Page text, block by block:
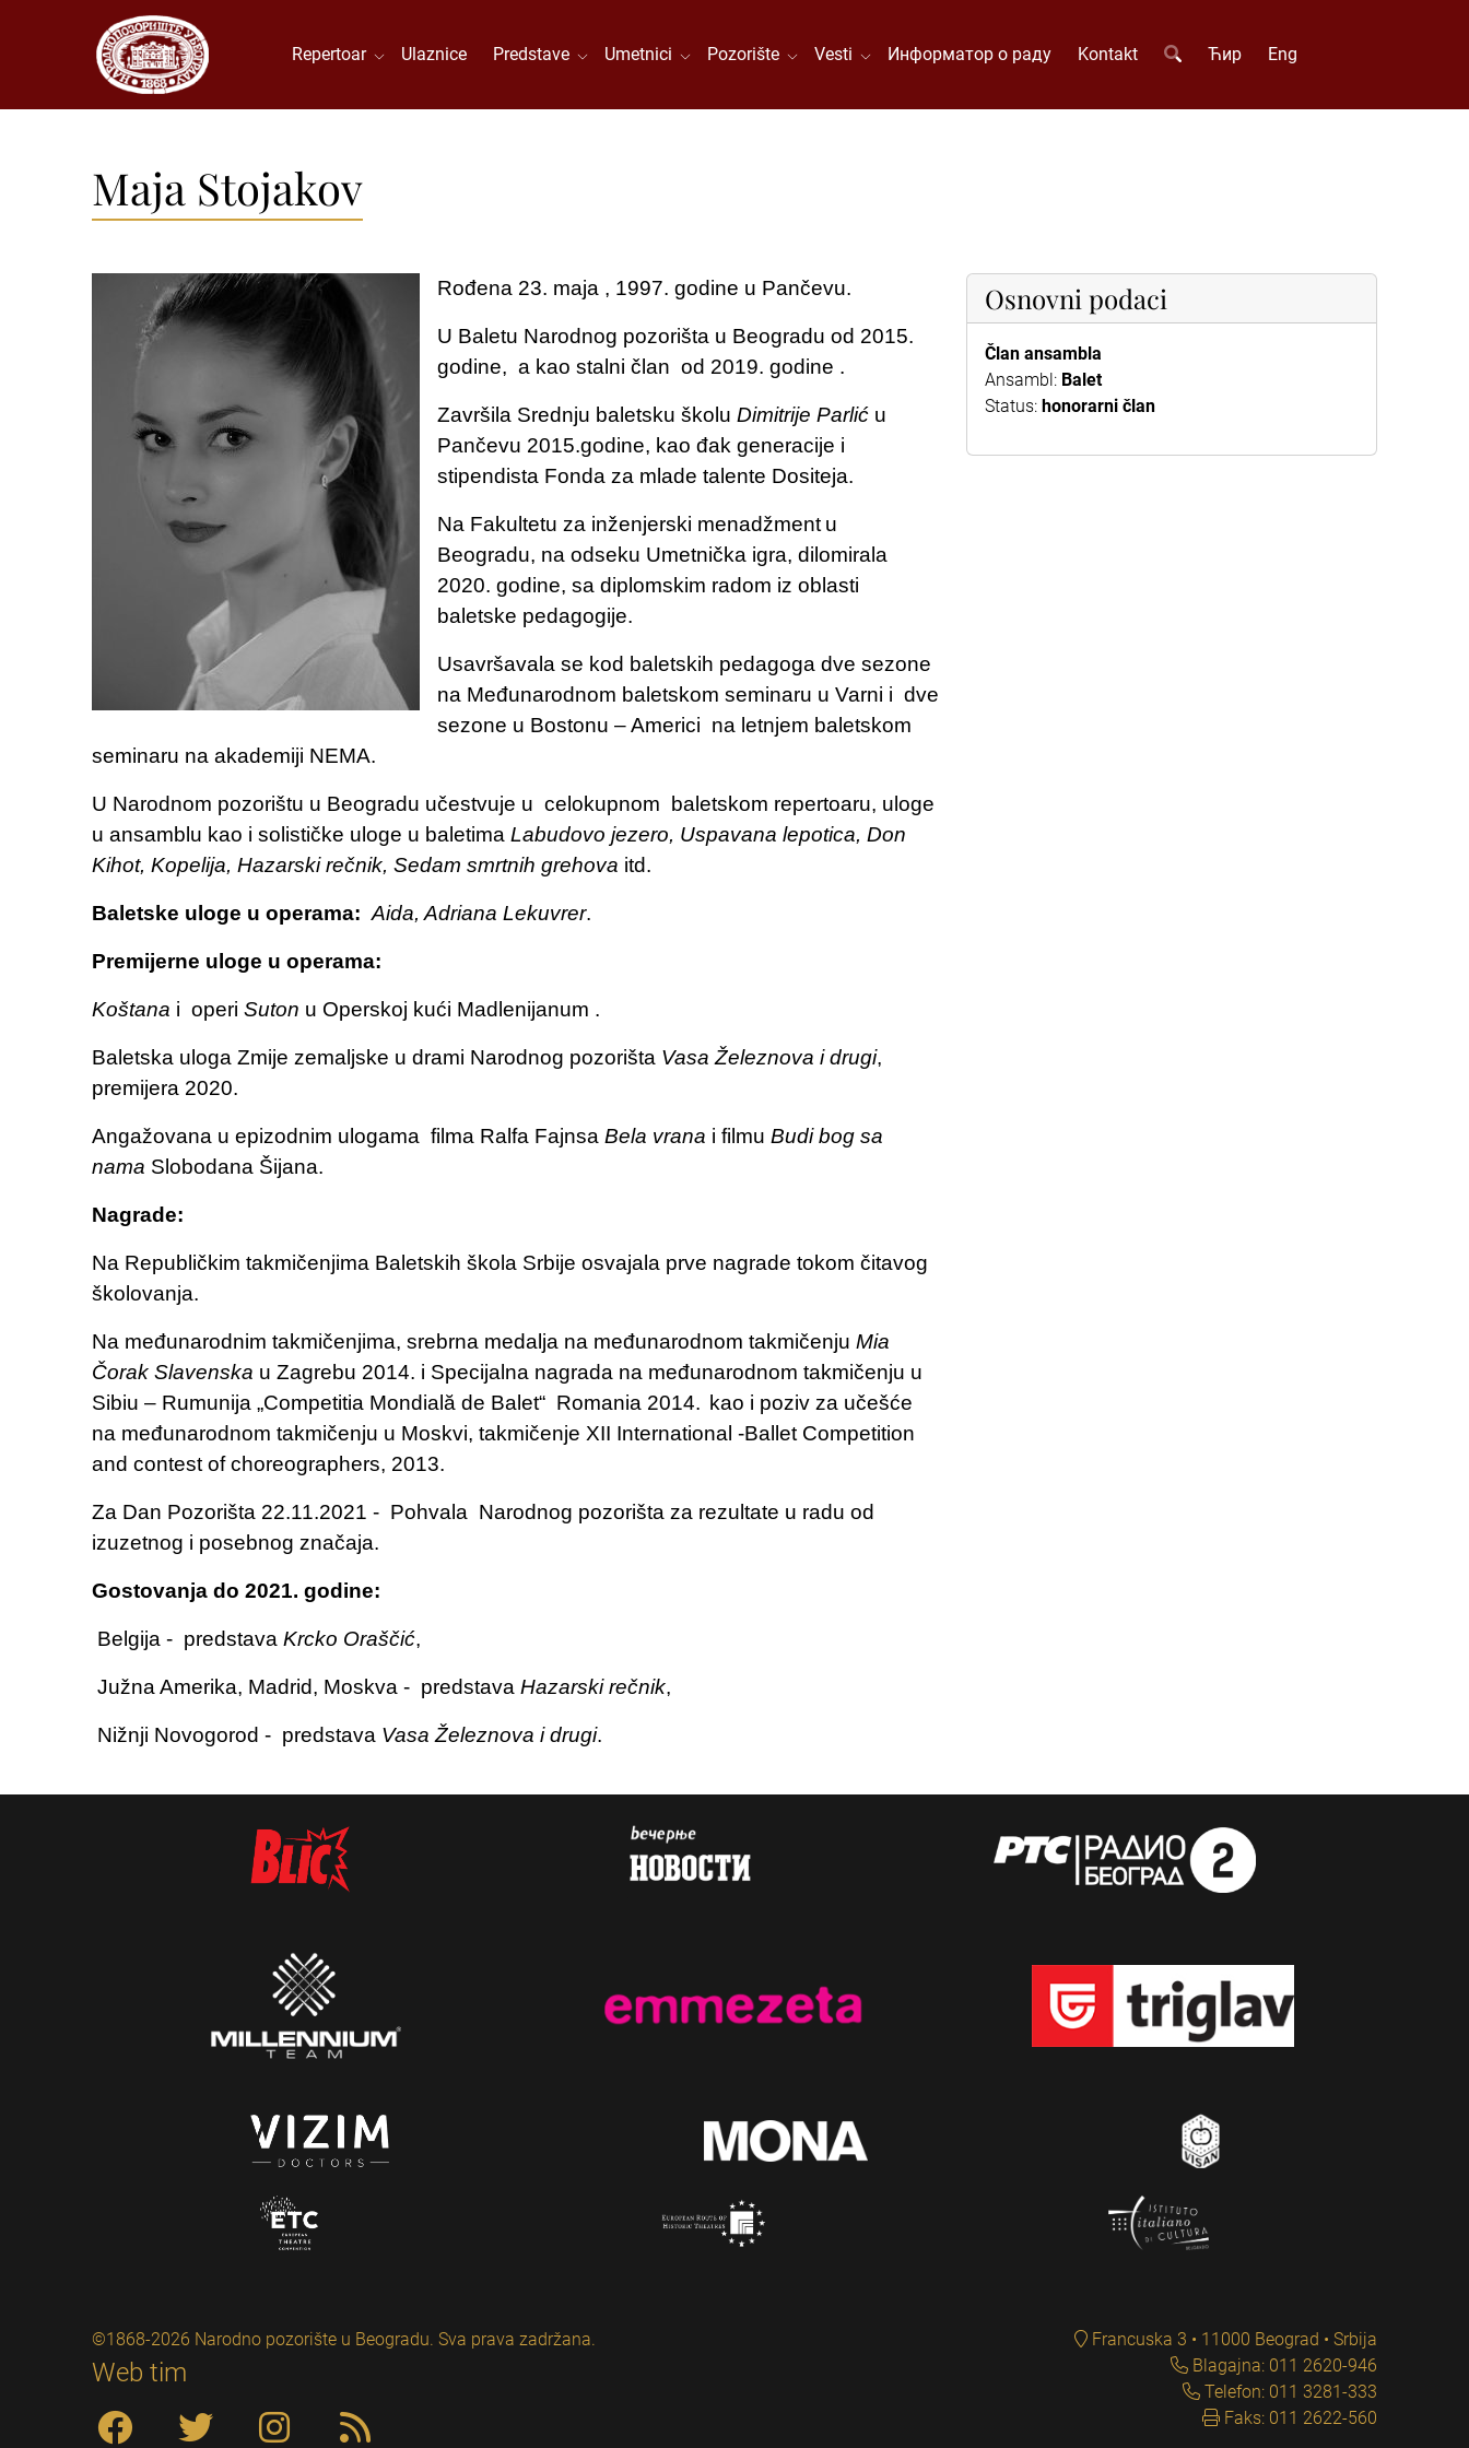
Repertoar Ulaznice Predstave Umetnici Pozorište Vesti Информатор о раду Kontakt Ћир Eng
Maja Stojakov
Rođena 23. maja , 1997. godine u Pančevu.
U Baletu Narodnog pozorišta u Beogradu od 2015.
godine, a kao stalni član od 2019. godine .
Završila Srednju baletsku školu Dimitrije Parlić u
Pančevu 2015.godine, kao đak generacije i
stipendista Fonda za mlade talente Dositeja.
Na Fakultetu za inženjerski menadžment u
Beogradu, na odseku Umetnička igra, dilomirala
2020. godine, sa diplomskim radom iz oblasti
baletske pedagogije.
Usavršavala se kod baletskih pedagoga dve sezone
na Međunarodnom baletskom seminaru u Varni i dve
sezone u Bostonu – Americi na letnjem baletskom
seminaru na akademiji NEMA.
U Narodnom pozorištu u Beogradu učestvuje u celokupnom baletskom repertoaru, uloge
u ansamblu kao i solističke uloge u baletima Labudovo jezero, Uspavana lepotica, Don
Kihot, Kopelija, Hazarski rečnik, Sedam smrtnih grehova itd.
Baletske uloge u operama: Aida, Adriana Lekuvrer.
Premijerne uloge u operama:
Koštana i operi Suton u Operskoj kući Madlenijanum .
Baletska uloga Zmije zemaljske u drami Narodnog pozorišta Vasa Železnova i drugi,
premijera 2020.
Angažovana u epizodnim ulogama filma Ralfa Fajnsa Bela vrana i filmu Budi bog sa
nama Slobodana Šijana.
Nagrade:
Na Republičkim takmičenjima Baletskih škola Srbije osvajala prve nagrade tokom čitavog
školovanja.
Na međunarodnim takmičenjima, srebrna medalja na međunarodnom takmičenju Mia
Čorak Slavenska u Zagrebu 2014. i Specijalna nagrada na međunarodnom takmičenju u
Sibiu – Rumunija „Competitia Mondială de Balet“ Romania 2014. kao i poziv za učešće
na međunarodnom takmičenju u Moskvi, takmičenje XII International -Ballet Competition
and contest of choreographers, 2013.
Za Dan Pozorišta 22.11.2021 - Pohvala Narodnog pozorišta za rezultate u radu od
izuzetnog i posebnog značaja.
Gostovanja do 2021. godine:
Belgija - predstava Krcko Oraščić,
Južna Amerika, Madrid, Moskva - predstava Hazarski rečnik,
Nižnji Novogorod - predstava Vasa Železnova i drugi.
Osnovni podaci
Član ansambla
Ansambl: Balet
Status: honorarni član
©1868-2026 Narodno pozorište u Beogradu. Sva prava zadržana.
Web tim
Francuska 3 • 11000 Beograd • Srbija
Blagajna: 011 2620-946
Telefon: 011 3281-333
Faks: 011 2622-560